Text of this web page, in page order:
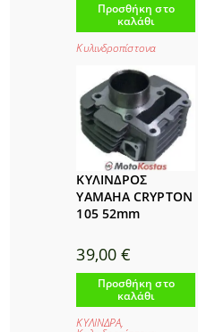
Προσθήκη στο
καλάθι
Κυλινδροπίστονα
ΚΥΛΙΝΔΡΟΣ
YAMAHA CRYPTON
105 52mm
39,00€
Προσθήκη στο
καλάθι
ΚΥΛΙΝΔΡΑ,